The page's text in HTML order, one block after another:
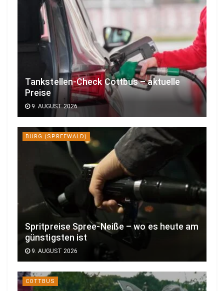
Tankstellen-Check Cottbus – aktuelle
Preise
9. AUGUST 2026
BURG (SPREEWALD)
Spritpreise Spree-Neiße – wo es heute am
günstigsten ist
9. AUGUST 2026
COTTBUS